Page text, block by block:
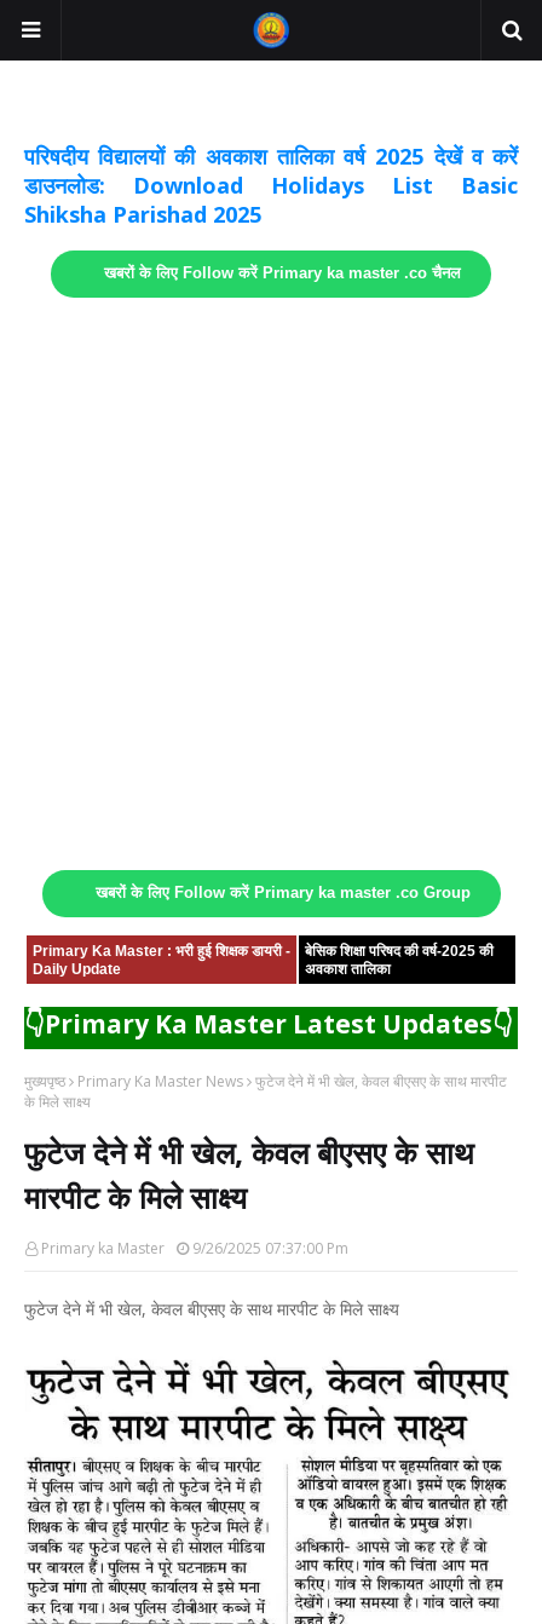
परिषदीय विद्यालयों की अवकाश तालिका वर्ष 2025 देखें व करें
डाउनलोड: Download Holidays List Basic
Shiksha Parishad 2025
खबरों के लिए Follow करें Primary ka master .co चैनल
खबरों के लिए Follow करें Primary ka master .co Group
Primary Ka Master : भरी हुई शिक्षक डायरी -
Daily Update
बेसिक शिक्षा परिषद की वर्ष-2025 की
अवकाश तालिका
👇Primary Ka Master Latest Updates👇
मुख्यपृष्ठ Primary Ka Master News फुटेज देने में भी खेल, केवल बीएसए के साथ मारपीट
के मिले साक्ष्य
फुटेज देने में भी खेल, केवल बीएसए के साथ
मारपीट के मिले साक्ष्य
Primary ka Master 9/26/2025 07:37:00 Pm
फुटेज देने में भी खेल, केवल बीएसए के साथ मारपीट के मिले साक्ष्य